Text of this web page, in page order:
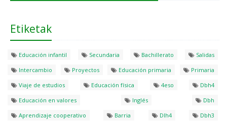
Etiketak
Educación infantil Secundaria Bachillerato
Salidas
Intercambio
Proyectos Educación primaria
Primaria
Viaje de estudios
Educación física 4eso
Dbh4
Educación en valores
Inglés
Dbh
Aprendizaje cooperativo
Barria Dlh4
Dbh3